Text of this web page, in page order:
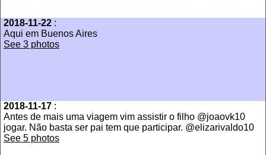
2018-11-22 :
Aqui em Buenos Aires
See 3 photos
2018-11-17 :
Antes de mais uma viagem vim assistir o filho @joaovk10
jogar. Não basta ser pai tem que participar. @elizarivaldo10
See 5 photos